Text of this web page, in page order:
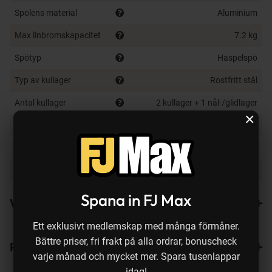
Spana in FJ Max
Ett exklusivt medlemskap med många förmåner.
Bättre priser, fri frakt på alla ordrar, bonuscheck
varje månad och mycket mer. Spara tusenlappar
×
Spolens material Aluminium
Max linbromskapacitet 7.2 kg
Spötyp Haspelspö
Typ av kullager Rostfritt stål
Antal kullager 2 kullager + 1 nål-/glidlager
Röd, Silver, Svart
Länk till produktsida
Varianter
Recensioner 5